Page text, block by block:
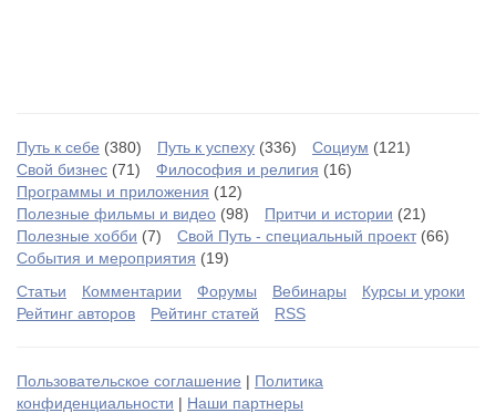
Путь к себе (380) Путь к успеху (336) Социум (121)
Свой бизнес (71) Философия и религия (16)
Программы и приложения (12)
Полезные фильмы и видео (98) Притчи и истории (21)
Полезные хобби (7) Свой Путь - специальный проект(66)
События и мероприятия (19)
Статьи
Комментарии Форумы Вебинары
Курсы и уроки
Рейтинг авторов
Рейтинг статей RSS
Пользовательское соглашение | Политика
конфиденциальности | Наши партнеры